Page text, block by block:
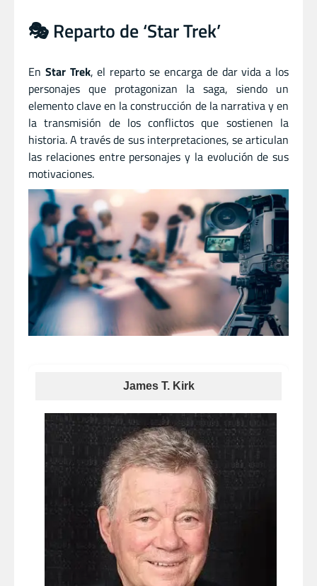
🎭 Reparto de ‘Star Trek’
En Star Trek, el reparto se encarga de dar vida a los
personajes que protagonizan la saga, siendo un
elemento clave en la construcción de la narrativa y en
la transmisión de los conflictos que sostienen la
historia. A través de sus interpretaciones, se articulan
las relaciones entre personajes y la evolución de sus
motivaciones.
James T. Kirk